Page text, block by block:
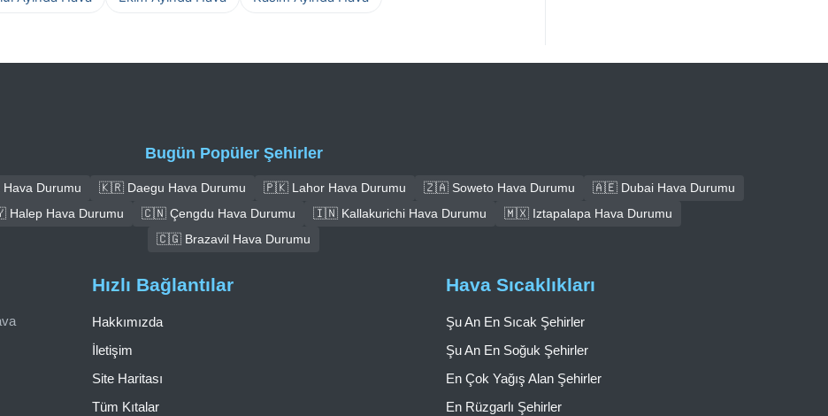
Bugün Popüler Şehirler
Durumu 🇰🇷 Daegu Hava Durumu 🇵🇰 Lahor Hava Durumu 🇿🇦 Soweto Hava Durumu
🇦🇪 Dubai Hava Durumu
Hava Durumu 🇨🇳 Çengdu Hava Durumu 🇮🇳 Kallakurichi Hava Durumu
🇲🇽 Iztapalapa Hava Durumu
🇨🇬 Brazavil Hava Durumu
Hızlı Bağlantılar
Hakkımızda
İletişim
Site Haritası
Tüm Kıtalar
Hava Sıcaklıkları
Şu An En Sıcak Şehirler
Şu An En Soğuk Şehirler
En Çok Yağış Alan Şehirler
En Rüzgarlı Şehirler